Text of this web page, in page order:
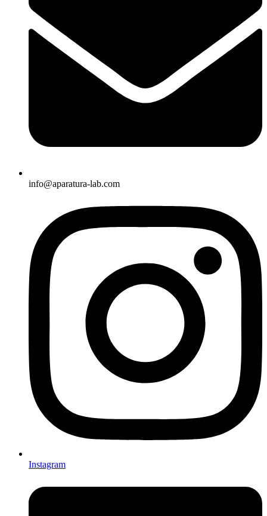
info@aparatura-lab.com
Instagram